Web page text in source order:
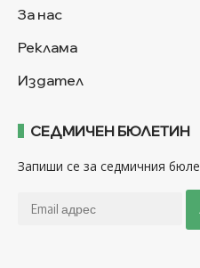
За нас
Реклама
Издател
СЕДМИЧЕН БЮЛЕТИН
Запиши се за седмичния